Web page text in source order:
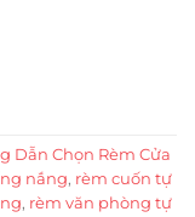
Dẫn Chọn Rèm Cửa
nắng, rèm cuốn tự
, rèm văn phòng tự